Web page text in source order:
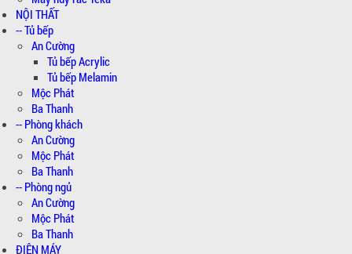
NỘI THẤT
-- Tủ bếp
An Cường
Tủ bếp Acrylic
Tủ bếp Melamin
Mộc Phát
Ba Thanh
-- Phòng khách
An Cường
Mộc Phát
Ba Thanh
-- Phòng ngủ
An Cường
Mộc Phát
Ba Thanh
ĐIỆN MÁY